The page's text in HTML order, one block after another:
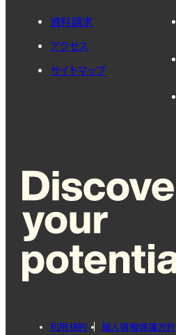
資料請求
アクセス
サイトマップ
利用規約 個人情報保護方針